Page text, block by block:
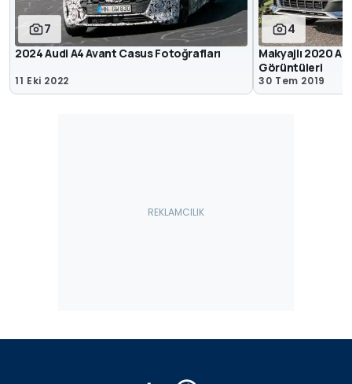
7
2024 Audi A4 Avant Casus Fotoğrafları
11 Eki 2022
4
Makyajlı 2020
Görüntüleri
30 Tem 2019